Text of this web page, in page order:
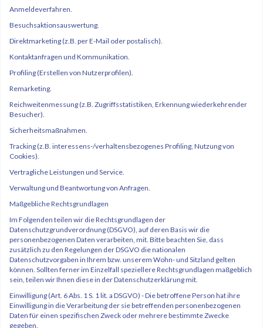
Anmeldeverfahren.
Besuchsaktionsauswertung.
Direktmarketing (z.B. per E-Mail oder postalisch).
Kontaktanfragen und Kommunikation.
Profiling (Erstellen von Nutzerprofilen).
Remarketing.
Reichweitenmessung (z.B. Zugriffsstatistiken, Erkennung wiederkehrender
Besucher).
Sicherheitsmaßnahmen.
Tracking (z.B. interessens-/verhaltensbezogenes Profiling, Nutzung von
Cookies).
Vertragliche Leistungen und Service.
Verwaltung und Beantwortung von Anfragen.
Maßgebliche Rechtsgrundlagen
Im Folgenden teilen wir die Rechtsgrundlagen der
Datenschutzgrundverordnung (DSGVO), auf deren Basis wir die
personenbezogenen Daten verarbeiten, mit. Bitte beachten Sie, dass
zusätzlich zu den Regelungen der DSGVO die nationalen
Datenschutzvorgaben in Ihrem bzw. unserem Wohn- und Sitzland gelten
können. Sollten ferner im Einzelfall speziellere Rechtsgrundlagen maßgeblich
sein, teilen wir Ihnen diese in der Datenschutzerklärung mit.
Einwilligung (Art. 6 Abs. 1 S. 1 lit. a DSGVO) - Die betroffene Person hat ihre
Einwilligung in die Verarbeitung der sie betreffenden personenbezogenen
Daten für einen spezifischen Zweck oder mehrere bestimmte Zwecke
gegeben.